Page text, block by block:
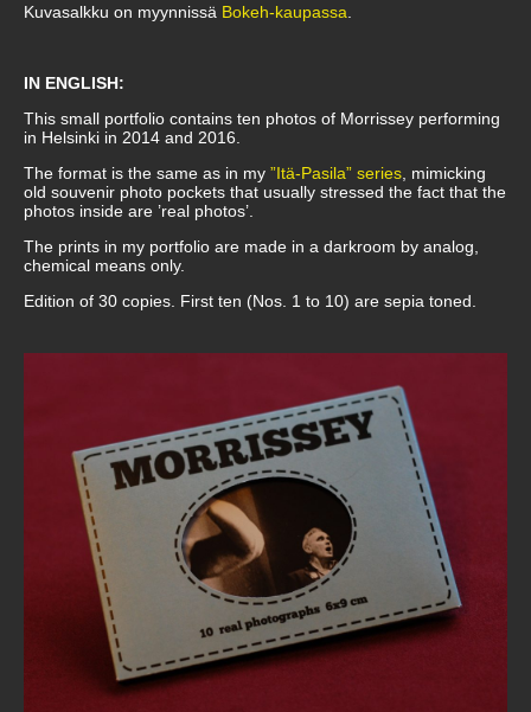
Kuvasalkku on myynnissä Bokeh-kaupassa
IN ENGLISH:
This small portfolio contains ten photos of Morrissey performing
in Helsinki in 2014 and 2016.
The format is the same as in my ”Itä-Pasila” series , mimicking
old souvenir photo pockets that usually stressed the fact that the
photos inside are ’real photos’.
The prints in my portfolio are made in a darkroom by analog,
chemical means only.
Edition of 30 copies. First ten (Nos. 1 to 10) are sepia toned.